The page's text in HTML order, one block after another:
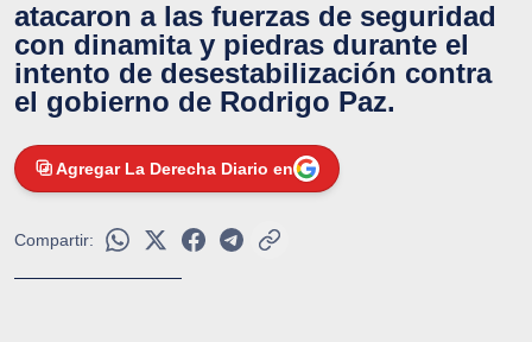
atacaron a las fuerzas de seguridad
con dinamita y piedras durante el
intento de desestabilización contra
el gobierno de Rodrigo Paz.
Agregar La Derecha Diario en
Compartir: